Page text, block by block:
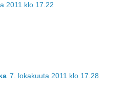
2011 klo 17.22
7. lokakuuta 2011 klo 17.28